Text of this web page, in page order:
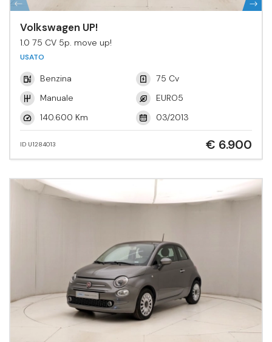
Volkswagen UP!
1.0 75 CV 5p. move up!
USATO
Benzina
75 Cv
Manuale
EURO5
140.600 Km
03/2013
ID U1284013 € 6.900